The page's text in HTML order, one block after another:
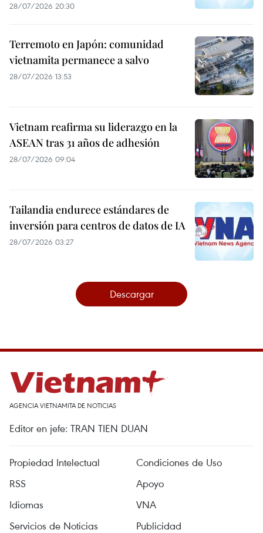
28/07/2026 20:30
Terremoto en Japón: comunidad
vietnamita permanece a salvo
28/07/2026 13:53
Vietnam reafirma su liderazgo en la
ASEAN tras 31 años de adhesión
28/07/2026 09:04
Tailandia endurece estándares de
inversión para centros de datos de IA
28/07/2026 03:27
Descargar
AGENCIA VIETNAMITA DE NOTICIAS
Editor en jefe: TRAN TIEN DUAN
Propiedad Intelectual
Condiciones de Uso
RSS
Apoyo
Idiomas
VNA
Servicios de Noticias
Publicidad